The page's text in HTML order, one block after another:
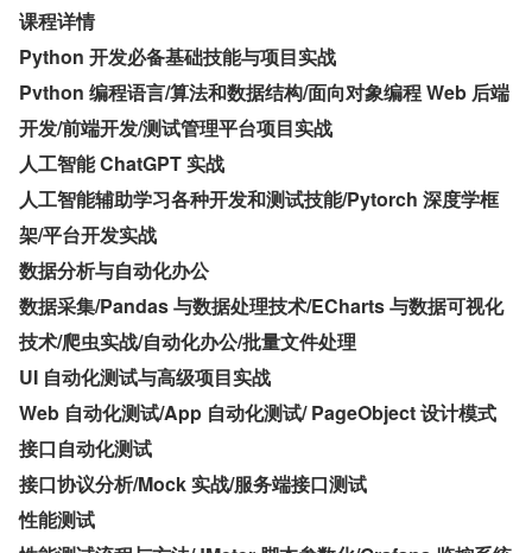
课程详情
Python 开发必备基础技能与项目实战
Pvthon 编程语言/算法和数据结构/面向对象编程 Web 后端
开发/前端开发/测试管理平台项目实战
人工智能 ChatGPT 实战
人工智能辅助学习各种开发和测试技能/Pytorch 深度学框
架/平台开发实战
数据分析与自动化办公
数据采集/Pandas 与数据处理技术/ECharts 与数据可视化
技术/爬虫实战/自动化办公/批量文件处理
UI 自动化测试与高级项目实战
Web 自动化测试/App 自动化测试/ PageObject 设计模式
接口自动化测试
接口协议分析/Mock 实战/服务端接口测试
性能测试